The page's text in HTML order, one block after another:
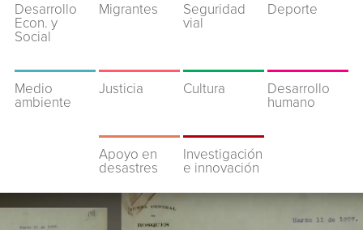
Desarrollo
Econ. y
Social
Migrantes
Seguridad
vial
Deporte
Medio
ambiente
Justicia Cultura
Desarrollo
humano
Apoyo en
desastres
Investigación
e innovación